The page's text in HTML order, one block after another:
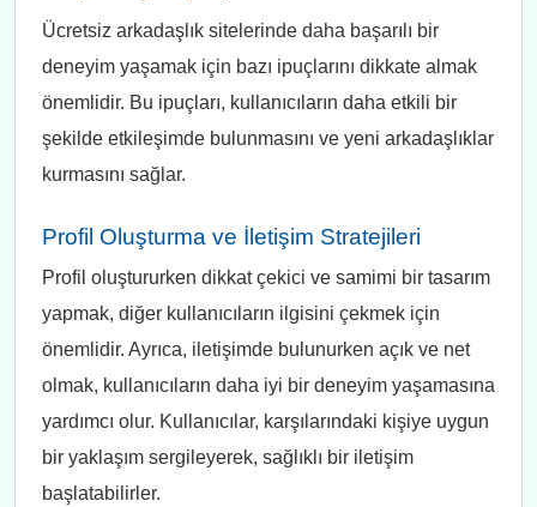
Ücretsiz arkadaşlık sitelerinde daha başarılı bir
deneyim yaşamak için bazı ipuçlarını dikkate almak
önemlidir. Bu ipuçları, kullanıcıların daha etkili bir
şekilde etkileşimde bulunmasını ve yeni arkadaşlıklar
kurmasını sağlar.
Profil Oluşturma ve İletişim Stratejileri
Profil oluştururken dikkat çekici ve samimi bir tasarım
yapmak, diğer kullanıcıların ilgisini çekmek için
önemlidir. Ayrıca, iletişimde bulunurken açık ve net
olmak, kullanıcıların daha iyi bir deneyim yaşamasına
yardımcı olur. Kullanıcılar, karşılarındaki kişiye uygun
bir yaklaşım sergileyerek, sağlıklı bir iletişim
başlatabilirler.